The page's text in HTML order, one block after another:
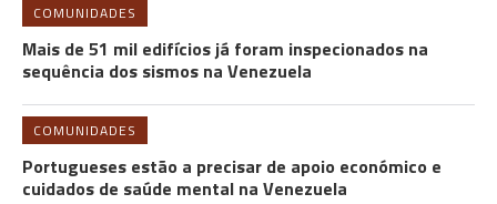
COMUNIDADES
Mais de 51 mil edifícios já foram inspecionados na
sequência dos sismos na Venezuela
COMUNIDADES
Portugueses estão a precisar de apoio económico e
cuidados de saúde mental na Venezuela